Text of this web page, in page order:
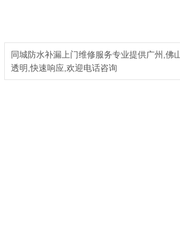
同城防水补漏上门维修服务专业提供广州,
透明,快速响应,欢迎电话咨询